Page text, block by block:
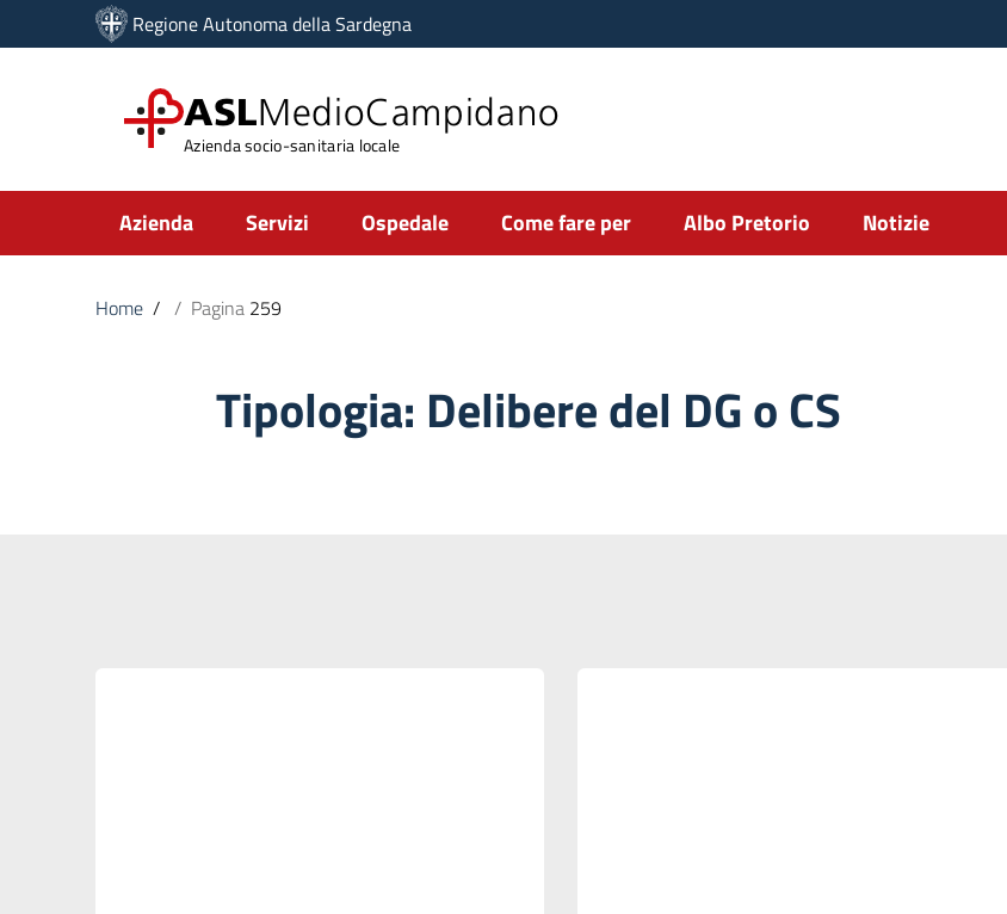
Vai ai contenuti
Vai al menu di navigazione
Regione Autonoma della Sardegna
ASLMedioCampidano
Azienda socio-sanitaria locale
Submenu
Azienda Servizi Ospedale Come fare per Albo Pretorio Notizie
Home / / Pagina 259
Tipologia: Delibere del DG o CS